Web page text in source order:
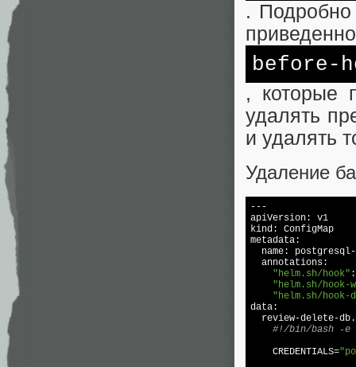
.
before-
, которые
удалять
и удалять
Удаление
---
apiVersion: v1
kind: ConfigMap
metadata:
name:
  annotations:
"helm.sh/hook"
"helm.sh/hook-
"helm.sh/
data:
review-delete-
#!/bin/bash -e
    CREDENTIALS=